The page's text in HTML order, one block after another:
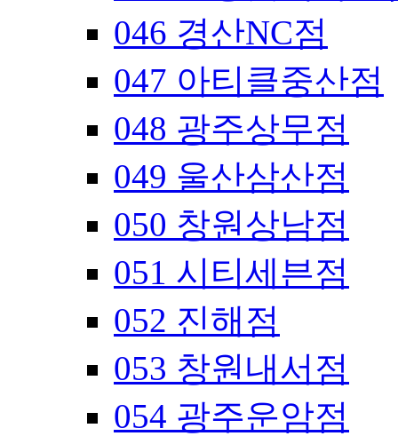
046 경산NC점
047 아티클중산점
048 광주상무점
049 울산삼산점
050 창원상남점
051 시티세븐점
052 진해점
053 창원내서점
054 광주운암점